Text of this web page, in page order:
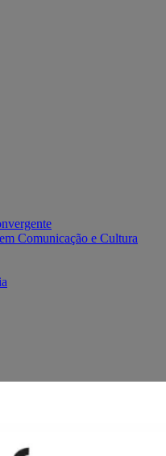
Comunicação e Cultura